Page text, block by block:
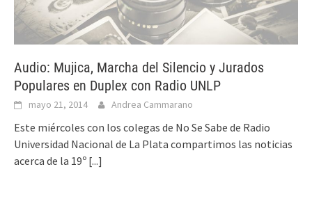
Audio: Mujica, Marcha del Silencio y Jurados
Populares en Duplex con Radio UNLP
mayo 21, 2014 Andrea Cammarano
Este miércoles con los colegas de No Se Sabe de Radio
Universidad Nacional de La Plata compartimos las noticias
acerca de la 19º [...]